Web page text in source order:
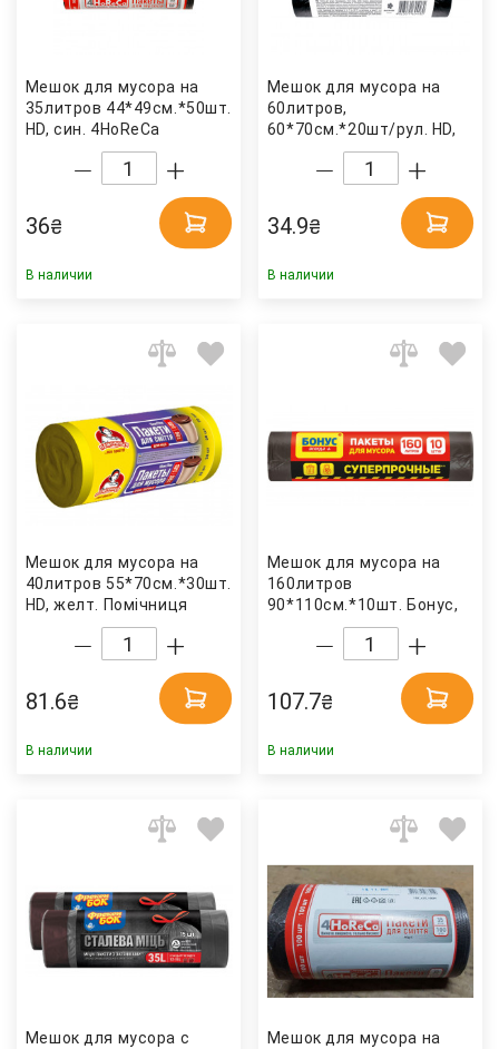
Мешок для мусора на
35литров 44*49см.*50шт.
HD, син. 4HoReCa
36₴
В наличии
Мешок для мусора на
60литров,
60*70см.*20шт/рул. HD,
черн. OPTIMUM
34.9₴
В наличии
Мешок для мусора на
40литров 55*70см.*30шт.
HD, желт. Помічниця
81.6₴
В наличии
Мешок для мусора на
160литров
90*110см.*10шт. Бонус,
черн. Бонус
107.7₴
В наличии
Мешок для мусора с
Мешок для мусора на